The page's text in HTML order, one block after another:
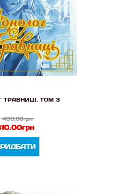
ТРАВНИЦІ. ТОМ 3
430.00грн